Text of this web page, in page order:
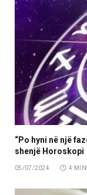
“Po hyni në një
shenjë Horoskopi
05/07/2024 4